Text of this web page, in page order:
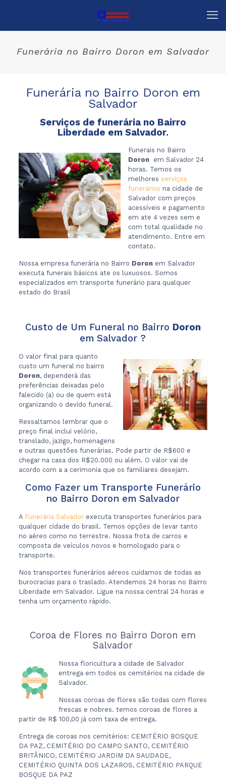
Funerária no Bairro Doron em Salvador
Funerária no Bairro Doron em
Salvador
Serviços de funerária no Bairro
Liberdade em Salvador.
Funerais no Bairro
Doronem Salvador 24
horas. Temos os
melhores serviços
funerários na cidade de
Salvador com preços
acessíveis e pagamento
em ate 4 vezes sem e
com total qualidade no
atendimento. Entre em
contato.
Nossa empresa funerária no Bairro Doronem Salvador
executa funerais básicos ate os luxuosos. Somos
especializados em transporte funerário para qualquer
estado do Brasil
Custo de Um Funeral no Bairro Doron
em Salvador ?
O valor final para quanto
custo um funeral no bairro
Doron, dependerá das
preferências deixadas pelo
falecido (a) ou de quem está
organizando o devido funeral.
Ressaltamos lembrar que o
preço final inclui velório,
translado, jazigo, homenagens
e outras questões funerárias. Pode partir de R$600 e
chegar na casa dos R$20.000 ou além. O valor vai de
acordo com a a cerimonia que os familiares desejam.
Como Fazer um Transporte Funerário
no Bairro Doron em Salvador
A Funerária Salvadorexecuta transportes funerários para
qualquer cidade do brasil. Temos opções de levar tanto
no aéreo como no terrestre. Nossa frota de carros e
composta de veículos novos e homologado para o
transporte.
Nos transportes funerários aéreos cuidamos de todas as
burocracias para o traslado. Atendemos 24 horas no Bairro
Liberdade em Salvador. Ligue na nossa central 24 horas e
tenha um orçamento rápido.
Coroa de Flores no Bairro Doron em
Salvador
Nossa floricultura a cidade de Salvador
entrega em todos os cemitérios na cidade de
Salvador.
Nossas coroas de flores são todas com flores
frescas e nobres. temos coroas de flores a
partir de R$ 100,00 já com taxa de entrega.
Entrega de coroas nos cemitérios: CEMITÉRIO BOSQUE
DA PAZ, CEMITÉRIO DO CAMPO SANTO, CEMITÉRIO
BRITÂNICO, CEMITÉRIO JARDIM DA SAUDADE,
CEMITÉRIO QUINTA DOS LAZAROS, CEMITÉRIO PARQUE
BOSQUE DA PAZ